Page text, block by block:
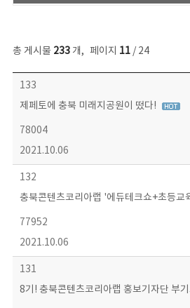
총 게시물 233개, 페이지 11/ 24
보도자료 목록 - 번호, 제목, 작성자, 파일, 조회수, 작성일 정보 제공
133
제페토에 충북 미래지공원이 떴다!
78004
2021.10.06
132
충북콘텐츠코리아랩 '에듀테크쇼+초등교
77952
2021.10.06
131
8기! 충북콘텐츠코리아랩 홍보기자단 부